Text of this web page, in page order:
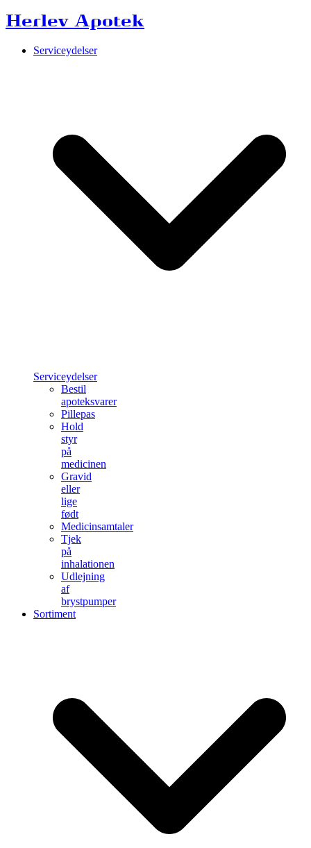
Herlev Apotek
Serviceydelser
Serviceydelser
Bestil
apoteksvarer
Pillepas
Hold
styr
på
medicinen
Gravid
eller
lige
født
Medicinsamtaler
Tjek
på
inhalationen
Udlejning
af
brystpumper
Sortiment